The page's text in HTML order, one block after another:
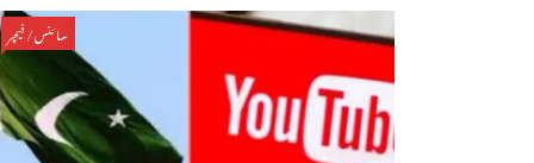
سائنس/فیچر